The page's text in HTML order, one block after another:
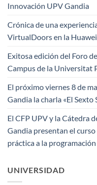
Innovación UPV Gandia
Crónica de una
VirtualDoors en la
Exitosa edición del Foro
Campus de la Universitat
El próximo viernes 8 de
Gandia la charla «El
El CFP UPV y la Cátedra
Gandia presentan el
práctica a la
UNIVERSIDAD